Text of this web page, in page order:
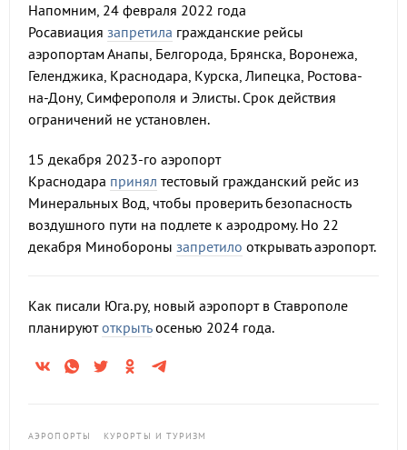
Напомним, 24 февраля 2022 года
Росавиация запретила гражданские рейсы
аэропортам Анапы, Белгорода, Брянска, Воронежа,
Геленджика, Краснодара, Курска, Липецка, Ростова-
на-Дону, Симферополя и Элисты. Срок действия
ограничений не установлен.
15 декабря 2023-го аэропорт
Краснодара принял тестовый гражданский рейс из
Минеральных Вод, чтобы проверить безопасность
воздушного пути на подлете к аэродрому. Но 22
декабря Минобороны запретило открывать аэропорт.
Как писали Юга.ру, новый аэропорт в Ставрополе
планируютоткрытьосенью 2024 года.
АЭРОПОРТЫ КУРОРТЫ И ТУРИЗМ